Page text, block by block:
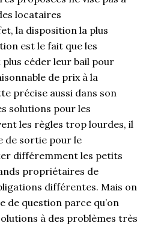
locataires
la disposition la plus
est le fait que les
céder leur bail pour
de prix à la
précise aussi dans son
solutions pour les
les règles trop lourdes, il
de sortie pour le
différemment les petits
propriétaires de
différentes. Mais on
de question parce qu’on
à des problèmes très